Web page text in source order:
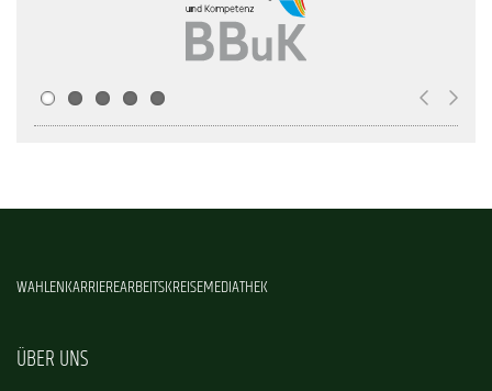
WAHLENKARRIEREARBEITSKREISEMEDIATHEK
ÜBER UNS